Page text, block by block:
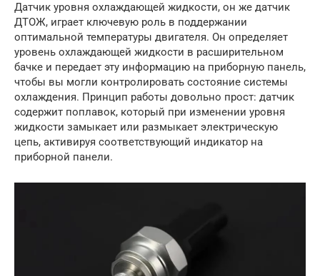
Датчик уровня охлаждающей жидкости, он же датчик
ДТОЖ, играет ключевую роль в поддержании
оптимальной температуры двигателя. Он определяет
уровень охлаждающей жидкости в расширительном
бачке и передает эту информацию на приборную панель,
чтобы вы могли контролировать состояние системы
охлаждения. Принцип работы довольно прост: датчик
содержит поплавок, который при изменении уровня
жидкости замыкает или размыкает электрическую
цепь, активируя соответствующий индикатор на
приборной панели.